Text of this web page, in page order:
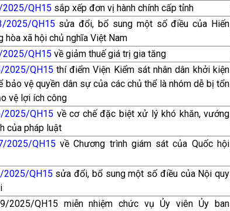
2025/QH15 sắp xếp đơn vị hành chính cấp tỉnh
2025/QH15 sửa đổi, bổ sung một số điều của Hiến
hòa xã hội chủ nghĩa Việt Nam
2025/QH15 về giảm thuế giá trị gia tăng
2025/QH15 thí điểm Viện Kiểm sát nhân dân khởi kiện
bảo vệ quyền dân sự của các chủ thể là nhóm dễ bị tổn
vệ lợi ích công
2025/QH15 về cơ chế đặc biệt xử lý khó khăn, vướng
của pháp luật
2025/QH15 về Chương trình giám sát của Quốc hội
2025/QH15 sửa đổi, bổ sung một số điều của Nội quy
2025/QH15 miễn nhiệm chức vụ Ủy viên Ủy ban